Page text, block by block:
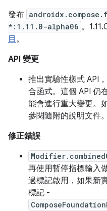
發布
*:1.11.0-alpha06 。
目 。
API 變更
推出實驗性樣式 API
合函式。這個 API 仍
能會進行重大變更。
參閱隨附的說明文件
修正錯誤
再使用暫停指標輸入
過標記啟用，如果新
標記 -